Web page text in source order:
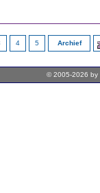
4 5 Archief
© 2005-2026 by